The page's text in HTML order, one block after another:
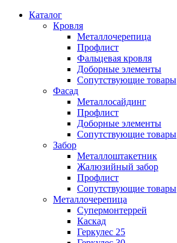
Каталог
Кровля
Металлочерепица
Профлист
Фальцевая кровля
Доборные элементы
Сопутствующие товары
Фасад
Металлосайдинг
Профлист
Доборные элементы
Сопутствующие товары
Забор
Металлоштакетник
Жалюзийный забор
Профлист
Сопутствующие товары
Металлочерепица
Супермонтеррей
Каскад
Геркулес 25